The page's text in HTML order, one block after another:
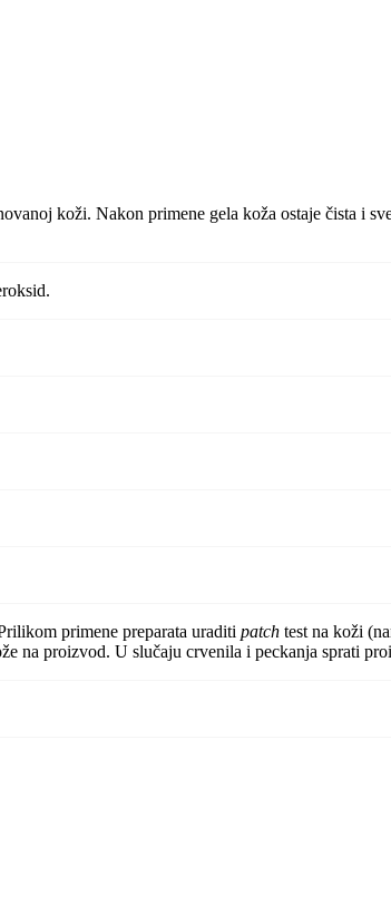
koži. Nakon primene gela koža ostaje čista i
primene preparata uraditi patch test na koži
na proizvod. U slučaju crvenila i peckanja sprati